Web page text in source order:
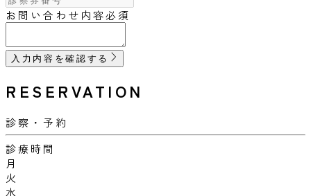
お問い合わせ内容必須
入力内容を確認する
RESERVATION
診察・予約
診療時間
月
火
水